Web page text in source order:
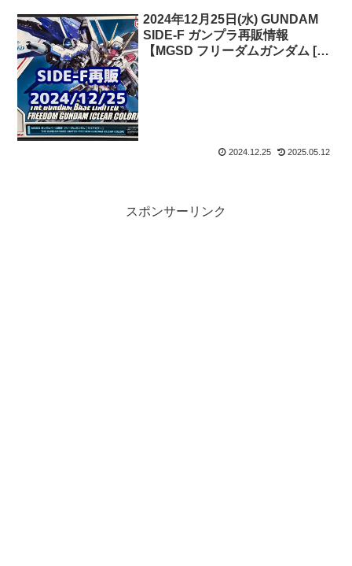
2024年12月25日(水) GUNDAM
SIDE-F ガンプラ再販情報
【MGSD フリーダムガンダム [ク
2024.12.25 2025.05.12
スポンサーリンク